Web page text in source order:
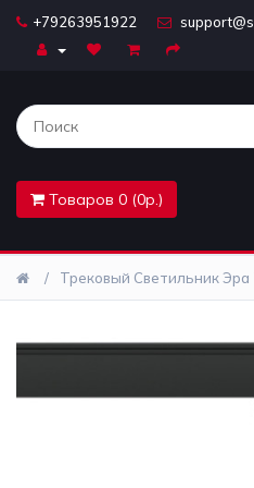
+79263951922
Товаров 0 (0р.)
Комплектующие
Лайтбоксы
лампы
Трековый Светильник